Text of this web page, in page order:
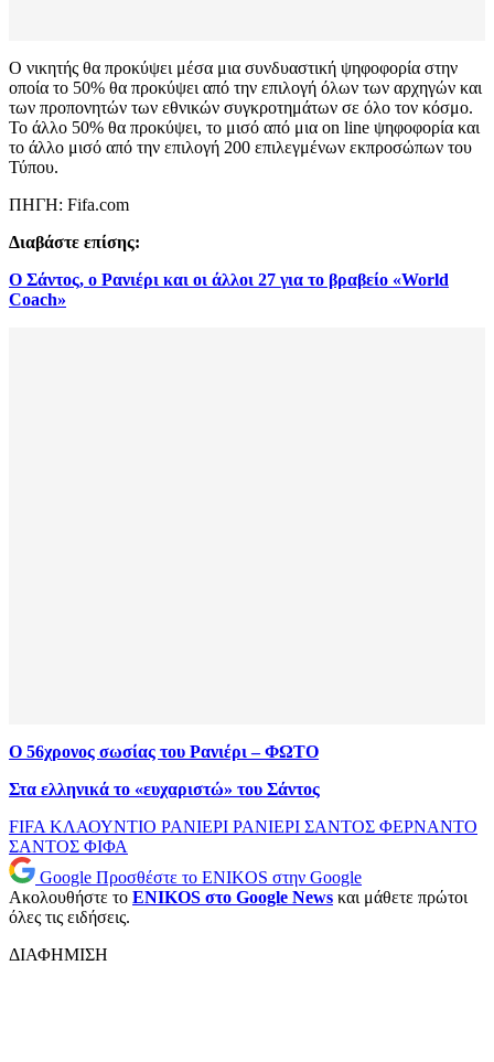
Ο νικητής θα προκύψει μέσα μια συνδυαστική ψηφοφορία στην
οποία το 50% θα προκύψει από την επιλογή όλων των αρχηγών και
των προπονητών των εθνικών συγκροτημάτων σε όλο τον κόσμο.
Το άλλο 50% θα προκύψει, το μισό από μια on line ψηφοφορία και
το άλλο μισό από την επιλογή 200 επιλεγμένων εκπροσώπων του
Τύπου.
ΠΗΓΗ: Fifa.com
Διαβάστε επίσης:
Ο Σάντος, ο Ρανιέρι και οι άλλοι 27 για το βραβείο «World
Coach»
Ο 56χρονος σωσίας του Ρανιέρι – ΦΩΤΟ
Στα ελληνικά το «ευχαριστώ» του Σάντος
FIFA ΚΛΑΟΥΝΤΙΟ ΡΑΝΙΕΡΙ ΡΑΝΙΕΡΙ ΣΑΝΤΟΣ ΦΕΡΝΑΝΤΟ
ΣΑΝΤΟΣ ΦΙΦΑ
Google Προσθέστε το ENIKOS στην Google
Ακολουθήστε το ENIKOS στο Google News και μάθετε πρώτοι
όλες τις ειδήσεις.
ΔΙΑΦΗΜΙΣΗ